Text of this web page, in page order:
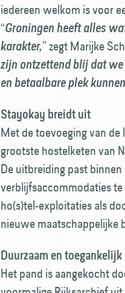
iedereen welkom is voor
“Groningen heeft alles
karakter,” zegt Marijke
zijn ontzettend blij dat
en betaalbare plek
Stayokay breidt uit
Met de toevoeging van
grootste hostelketen van
De uitbreiding past
verblijfsaccommodaties
ho(s)tel-exploitaties als
nieuwe maatschappelijke
Duurzaam en
Het pand is aangekocht